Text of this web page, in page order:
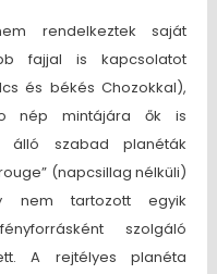
rendelkeztek saját
fajjal is kapcsolatot
és békés Chozokkal),
nép mintájára ők is
álló szabad planéták
(napcsillag nélküli)
nem tartozott egyik
szolgáló
A rejtélyes planéta